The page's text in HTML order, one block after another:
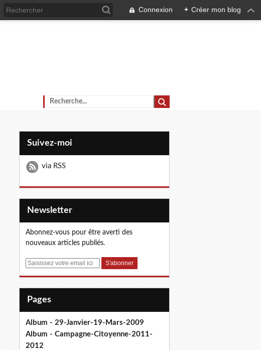
Connexion + Créer mon blog
Suivez-moi
via RSS
Newsletter
Abonnez-vous pour être averti des
nouveaux articles publiés.
E
Pages
Album - 29-Janvier-19-Mars-2009
Album - Campagne-Citoyenne-2011-
2012